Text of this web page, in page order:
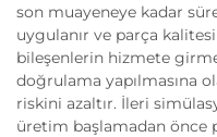
son muayeneye kadar
uygulanır ve parça
bileşenlerin hizmete
doğrulama yapılmasına
riskini azaltır. İleri
üretim başlamadan önce